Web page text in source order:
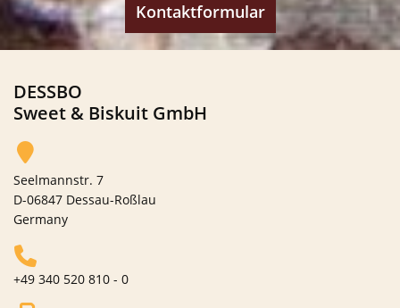
Kontaktformular
DESSBO
Sweet & Biskuit GmbH
Seelmannstr. 7
D-06847 Dessau-Roßlau
Germany
+49 340 520 810 - 0